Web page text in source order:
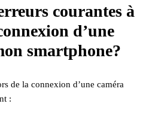
courantes à
d’une
smartphone?
de la connexion d’une caméra
: